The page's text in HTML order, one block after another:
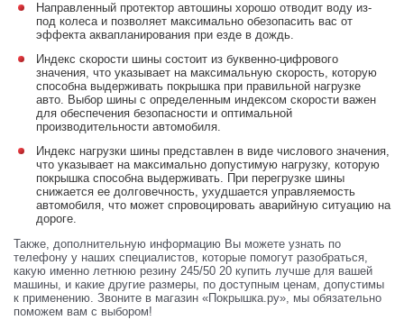
Направленный протектор автошины хорошо отводит воду из-
под колеса и позволяет максимально обезопасить вас от
эффекта аквапланирования при езде в дождь.
Индекс скорости шины состоит из буквенно-цифрового
значения, что указывает на максимальную скорость, которую
способна выдерживать покрышка при правильной нагрузке
авто. Выбор шины с определенным индексом скорости важен
для обеспечения безопасности и оптимальной
производительности автомобиля.
Индекс нагрузки шины представлен в виде числового значения,
что указывает на максимально допустимую нагрузку, которую
покрышка способна выдерживать. При перегрузке шины
снижается ее долговечность, ухудшается управляемость
автомобиля, что может спровоцировать аварийную ситуацию на
дороге.
Также, дополнительную информацию Вы можете узнать по
телефону у наших специалистов, которые помогут разобраться,
какую именно летнюю резину 245/50 20 купить лучше для вашей
машины, и какие другие размеры, по доступным ценам, допустимы
к применению. Звоните в магазин «Покрышка.ру», мы обязательно
поможем вам с выбором!